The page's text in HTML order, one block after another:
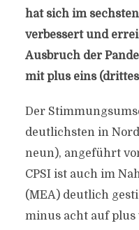
hat sich im
verbessert und
Ausbruch der
mit plus eins
Der
deutlichsten in
neun), angeführt
CPSI ist auch im
(MEA) deutlich
minus acht auf plus